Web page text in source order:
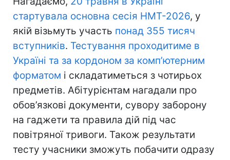
стартувала основна сесія НМТ-2026, у
якій візьмуть участь понад 355 тисяч
вступників. Тестування проходитиме в
Україні та за кордоном за комп’ютерним
форматом і складатиметься з чотирьох
предметів. Абітурієнтам нагадали про
обов’язкові документи, сувору заборону
на гаджети та правила дій під час
повітряної тривоги. Також результати
тесту учасники зможуть побачити одразу